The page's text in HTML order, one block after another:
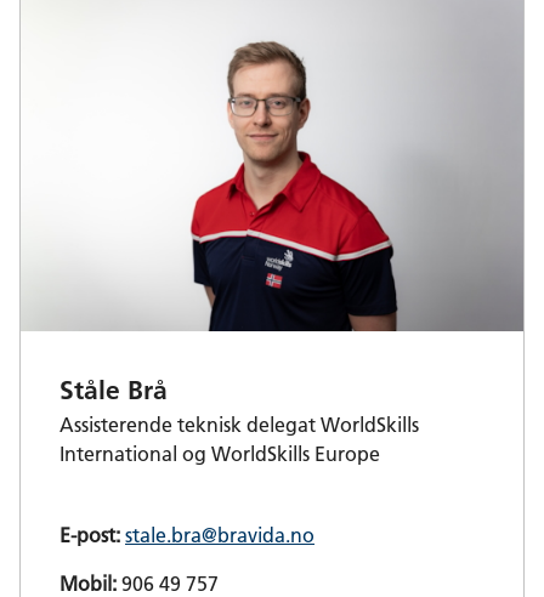
Ståle Brå
Assisterende teknisk delegat WorldSkills
International og WorldSkills Europe
E-post:stale.bra@bravida.no
Mobil:906 49 757